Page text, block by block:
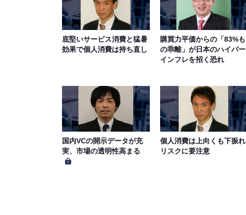
底堅いサービス消費と猛暑
効果で個人消費は持ち直し
購買力平価からの「83%も
の乖離」が日本のハイパー
インフレを招く恐れ
国内VCの開示データが充
実、市場の透明性高まる
個人消費は上向くも下振れ
リスクに要注意